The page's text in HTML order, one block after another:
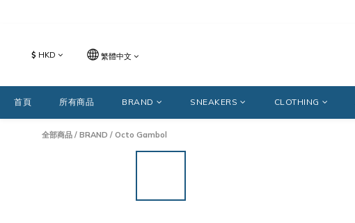
$ HKD 繁體中文
首頁 所有商品 BRAND SNEAKERS CLOTHING
全部商品 / BRAND / Octo Gambol